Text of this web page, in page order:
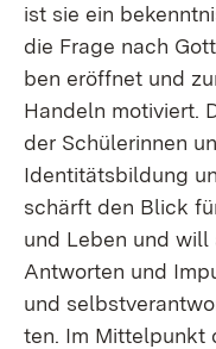
ist sie ein
die Fra­ge nach
ben er­öff­net und
Han­deln mo­ti­viert.
der Schü­le­rin­nen
Iden­ti­täts­bil­dung
schärft den Blick
und Le­ben und will
Ant­wor­ten und
und
ten. Im Mit­tel­punkt